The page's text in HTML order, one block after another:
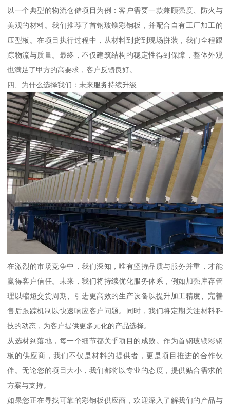
以一个典型的物流仓储项目为例：客户需要一款兼顾强度、防火与
美观的材料。我们推荐了首钢玻镁彩钢板，并配合自有工厂加工的
压型板。在项目执行过程中，从材料到货到现场拼装，我们全程跟
踪物流与质量。最终，不仅建筑结构的稳定性得到保障，整体外观
也满足了甲方的高要求，客户反馈良好。
四、为什么选择我们：未来服务持续升级
在激烈的市场竞争中，我们深知，唯有坚持品质与服务并重，才能
赢得客户信任。未来，我们将持续优化服务体系，例如加强库存管
理以缩短交货周期、引进更高效的生产设备以提升加工精度、完善
售后跟踪机制以快速响应客户问题。同时，我们将定期关注材料科
技的动态，为客户提供更多元化的产品选择。
从选材到落地，每一个细节都关乎项目的成败。作为首钢玻镁彩钢
板的供应商，我们不仅是材料的提供者，更是项目推进的合作伙
伴。无论您的项目大小，我们都将以专业的态度，提供贴合需求的
方案与支持。
如果您正在寻找可靠的彩钢板供应商，欢迎深入了解我们的产品与